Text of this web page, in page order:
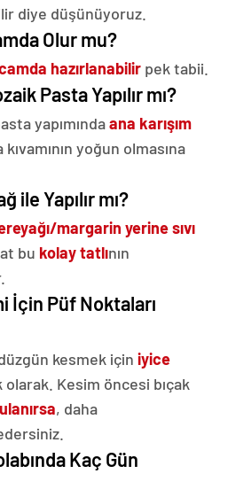
diye düşünüyoruz.
Olur mu?
hazırlanabilir pek tabii.
Pasta Yapılır mı?
yapımındaana karışım
kıvamının yoğun olmasına
ile Yapılır mı?
margarin yerine sıvı
bu kolay tatlının
İçin Püf Noktaları
kesmek için iyice
olarak. Kesim öncesi bıçak
, daha
Kaç Gün